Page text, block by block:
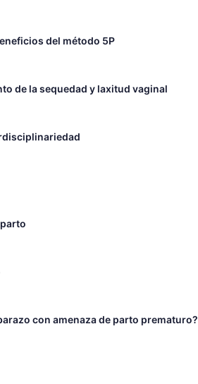
del método 5P
de la sequedad y laxitud vaginal
con amenaza de parto prematuro?